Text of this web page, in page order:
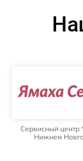
Сервисный центр
Нижнем